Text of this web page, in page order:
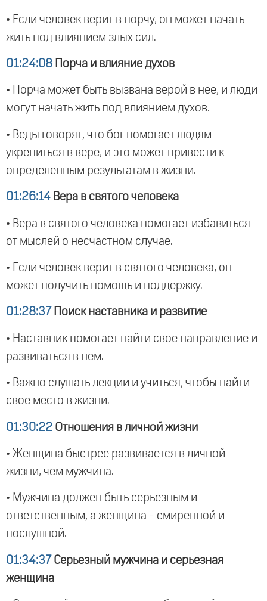
• Если человек верит в порчу, он может начать
жить под влиянием злых сил.
01:24:08 Порча и влияние духов
• Порча может быть вызвана верой в нее, и люди
могут начать жить под влиянием духов.
• Веды говорят, что бог помогает людям
укрепиться в вере, и это может привести к
определенным результатам в жизни.
01:26:14 Вера в святого человека
• Вера в святого человека помогает избавиться
от мыслей о несчастном случае.
• Если человек верит в святого человека, он
может получить помощь и поддержку.
01:28:37 Поиск наставника и развитие
• Наставник помогает найти свое направление и
развиваться в нем.
• Важно слушать лекции и учиться, чтобы найти
свое место в жизни.
01:30:22 Отношения в личной жизни
• Женщина быстрее развивается в личной
жизни, чем мужчина.
• Мужчина должен быть серьезным и
ответственным, а женщина - смиренной и
послушной.
01:34:37 Серьезный мужчина и серьезная
женщина